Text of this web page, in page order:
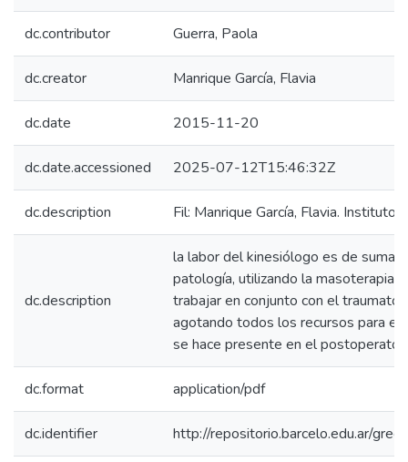
dc.contributor Guerra, Paola
dc.creator Manrique García, Flavia
dc.date 2015-11-20
dc.date.accessioned 2025-07-12T15:46:32Z
dc.description Fil: Manrique García, Flavia. Instituto
dc.description
la labor del kinesiólogo es de suma
patología, utilizando la masoterapia,
trabajar en conjunto con el
agotando todos los recursos para
se hace presente en el
dc.format application/pdf
dc.identifier http://repositorio.barcelo.edu.ar/